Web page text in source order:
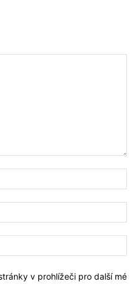
v prohlížeči pro další mé